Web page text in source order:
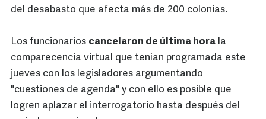
del desabasto que afecta más de 200 colonias.
Los funcionarios cancelaron de última hora la
comparecencia virtual que tenían programada este
jueves con los legisladores argumentando
"cuestiones de agenda" y con ello es posible que
logren aplazar el interrogatorio hasta después del